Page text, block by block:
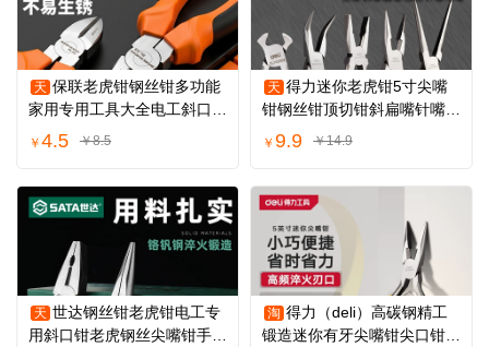
天 保联老虎钳钢丝钳多功能
家用专用工具大全电工斜口尖
嘴工业级钳子
￥ 4.5 ￥8.5
天 得力迷你老虎钳5寸尖嘴
钳钢丝钳顶切钳斜扁嘴针嘴弯
嘴手工小钳子
￥ 9.9 ￥14.9
天 世达钢丝钳老虎钳电工专
用斜口钳老虎钢丝尖嘴钳手钳
淘 得力（deli）高碳钢精工
锻造迷你有牙尖嘴钳尖口钳尖